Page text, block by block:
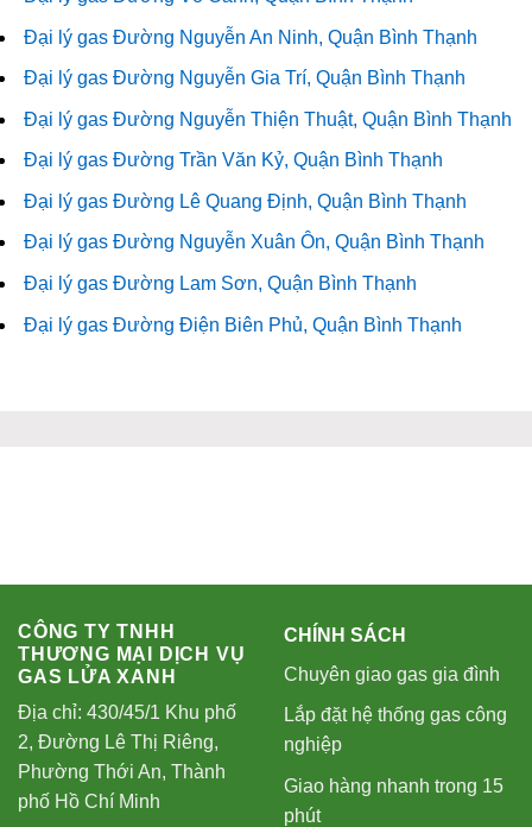
Đại lý gas Đường Nguyễn An Ninh, Quận Bình Thạnh
Đại lý gas Đường Nguyễn Gia Trí, Quận Bình Thạnh
Đại lý gas Đường Nguyễn Thiện Thuật, Quận Bình Thạnh
Đại lý gas Đường Trần Văn Kỷ, Quận Bình Thạnh
Đại lý gas Đường Lê Quang Định, Quận Bình Thạnh
Đại lý gas Đường Nguyễn Xuân Ôn, Quận Bình Thạnh
Đại lý gas Đường Lam Sơn, Quận Bình Thạnh
Đại lý gas Đường Điện Biên Phủ, Quận Bình Thạnh
CÔNG TY TNHH
THƯƠNG MẠI DỊCH VỤ
GAS LỬA XANH
Địa chỉ: 430/45/1 Khu phố
2, Đường Lê Thị Riêng,
Phường Thới An, Thành
phố Hồ Chí Minh
CHÍNH SÁCH
Chuyên giao gas gia đình
Lắp đặt hệ thống gas công
nghiệp
Giao hàng nhanh trong 15
phút